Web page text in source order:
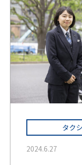
タク
2024.6.27